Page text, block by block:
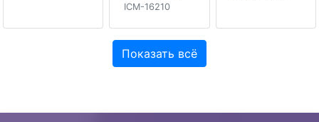
ICM-16210
Показать всё